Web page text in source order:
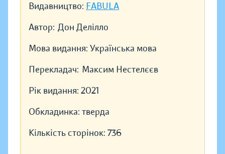
Видавництво: FABULA
Автор: Дон Делілло
Мова видання: Українська мова
Перекладач: Максим Нестелєєв
Рік видання: 2021
Обкладинка: тверда
Кількість сторінок: 736